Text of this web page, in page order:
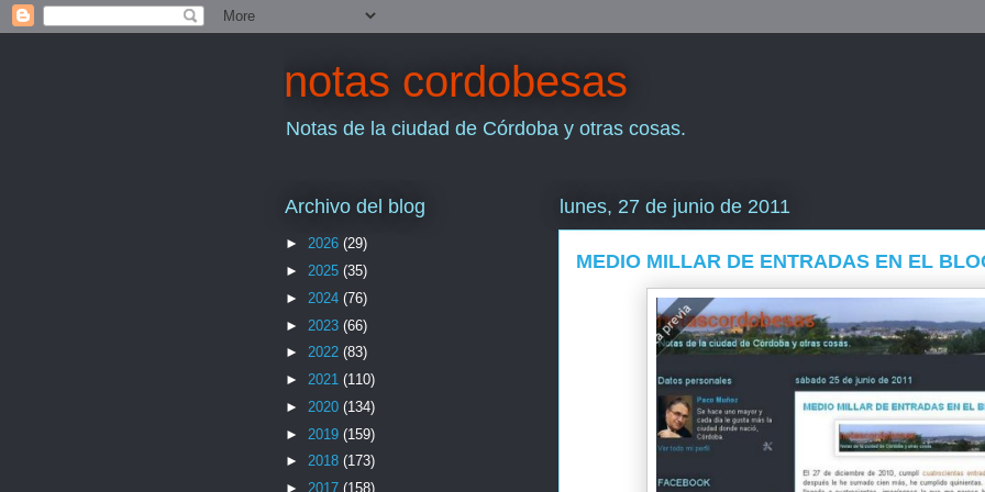
notas cordobesas
Notas de la ciudad de Córdoba y otras cosas.
lunes, 27 de junio de 2011
MEDIO MILLAR DE ENTRADAS EN EL
Archivo del blog
► 2026 (29)
► 2025 (35)
► 2024 (76)
► 2023 (66)
► 2022 (83)
► 2021 (110)
► 2020 (134)
► 2019 (159)
► 2018 (173)
► 2017 (158)